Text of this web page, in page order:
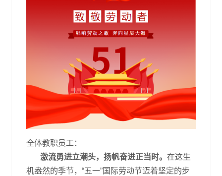
全体教职员工：
激流勇进立潮头，扬帆奋进正当时。在这生
机盎然的季节，“五一”国际劳动节迈着坚定的步